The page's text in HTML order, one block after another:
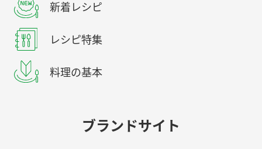
新着レシピ
レシピ特集
料理の基本
ブランドサイト